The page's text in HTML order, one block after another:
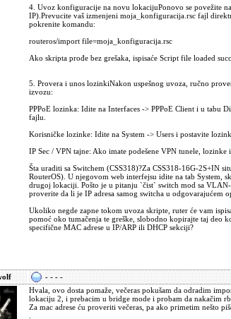
4. Uvoz konfiguracije na novu lokacijuPonovo se povežite
IP).Prevucite vaš izmenjeni moja_konfiguracija.rsc fajl
pokrenite komandu:
routeros/import file=moja_konfiguracija.rsc
Ako skripta prođe bez grešaka, ispisaće Script file loaded
5. Provera i unos lozinkiNakon uspešnog uvoza, ručno
izvozu:
PPPoE lozinka: Idite na Interfaces -> PPPoE Client i u tabu
fajlu.
Korisničke lozinke: Idite na System -> Users i postavite
IP Sec / VPN tajne: Ako imate podešene VPN tunele, lozinke
Šta uraditi sa Switchem (CSS318)?Za CSS318-16G-2S+IN
RouterOS). U njegovom web interfejsu idite na tab System,
drugoj lokaciji. Pošto je u pitanju `čist` switch mod sa
proverite da li je IP adresa samog switcha u odgovarajućem
Ukoliko negde zapne tokom uvoza skripte, ruter će vam
pomoć oko tumačenja te greške, slobodno kopirajte taj deo
specifične MAC adrese u IP/ARP ili DHCP sekciji?
- - - -
Hvala, ovo dosta pomaže, večeras pokušam da odradim
lokaciju 2, i prebacim u bridge mode i probam da nakačim
Za mac adrese ću proveriti večeras, pa ako primetim nešto